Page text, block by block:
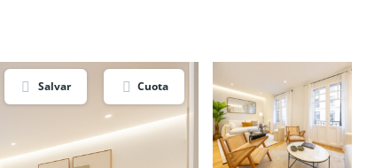
Salvar Cuota